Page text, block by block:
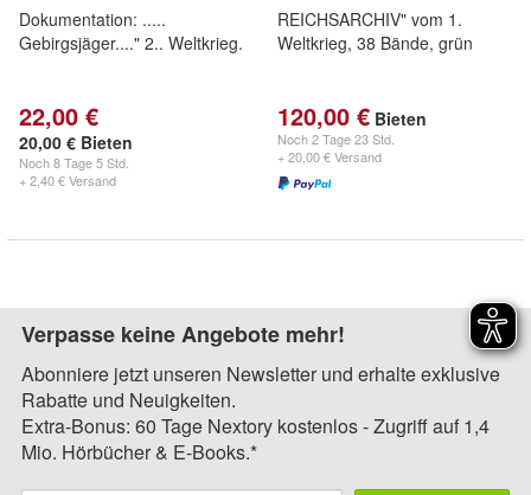
Dokumentation: .....
Gebirgsjäger...." 2.. Weltkrieg.
22,00 €
20,00 € Bieten
Noch8 Tage 5 Std.
+ 2,40 € Versand
REICHSARCHIV" vom 1.
Weltkrieg, 38 Bände, grün
120,00 € Bieten
Noch2 Tage 23 Std.
+ 20,00 € Versand
Verpasse keine Angebote mehr!
Abonniere jetzt unseren Newsletter und erhalte exklusive
Rabatte und Neuigkeiten.
Extra-Bonus: 60 Tage Nextory kostenlos - Zugriff auf 1,4
Mio. Hörbücher & E-Books.*